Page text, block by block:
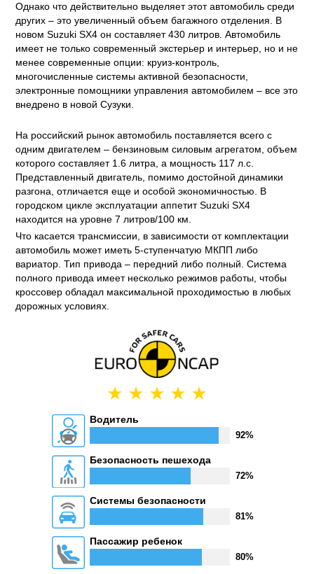
Однако что действительно выделяет этот автомобиль среди
других – это увеличенный объем багажного отделения. В
новом Suzuki SX4 он составляет 430 литров. Автомобиль
имеет не только современный экстерьер и интерьер, но и не
менее современные опции: круиз-контроль,
многочисленные системы активной безопасности,
электронные помощники управления автомобилем – все это
внедрено в новой Сузуки.
На российский рынок автомобиль поставляется всего с
одним двигателем – бензиновым силовым агрегатом, объем
которого составляет 1.6 литра, а мощность 117 л.с.
Представленный двигатель, помимо достойной динамики
разгона, отличается еще и особой экономичностью. В
городском цикле эксплуатации аппетит Suzuki SX4
находится на уровне 7 литров/100 км.
Что касается трансмиссии, в зависимости от комплектации
автомобиль может иметь 5-ступенчатую МКПП либо
вариатор. Тип привода – передний либо полный. Система
полного привода имеет несколько режимов работы, чтобы
кроссовер обладал максимальной проходимостью в любых
дорожных условиях.
Водитель
92%
Безопасность пешехода
72%
Системы безопасности
81%
Пассажир ребенок
80%